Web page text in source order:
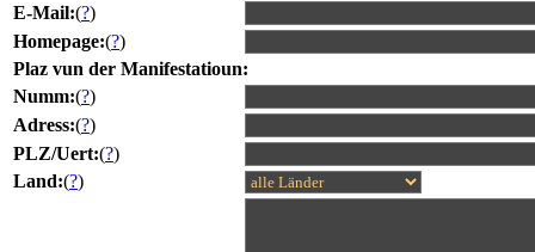
E-Mail:(?)
Homepage:(?)
Plaz vun der Manifestatioun:
Numm:(?)
Adress:(?)
PLZ/Uert:(?)
Land:(?)